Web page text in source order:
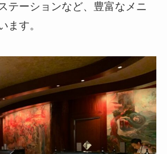
テーションなど、豊富なメニ
ます。